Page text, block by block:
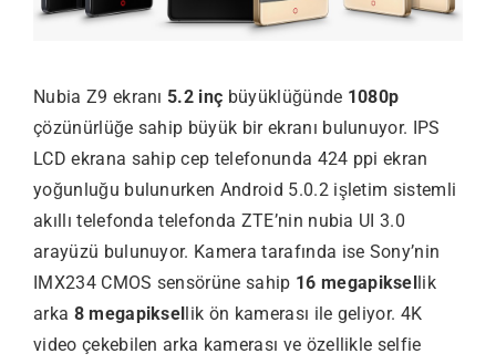
Nubia Z9 ekranı 5.2 inç büyüklüğünde 1080p
çözünürlüğe sahip büyük bir ekranı bulunuyor. IPS
LCD ekrana sahip cep telefonunda 424 ppi ekran
yoğunluğu bulunurken Android 5.0.2 işletim sistemli
akıllı telefonda telefonda ZTE’nin nubia UI 3.0
arayüzü bulunuyor. Kamera tarafında ise Sony’nin
IMX234 CMOS sensörüne sahip 16 megapiksel lik
arka 8 megapiksel lik ön kamerası ile geliyor. 4K
video çekebilen arka kamerası ve özellikle selfie